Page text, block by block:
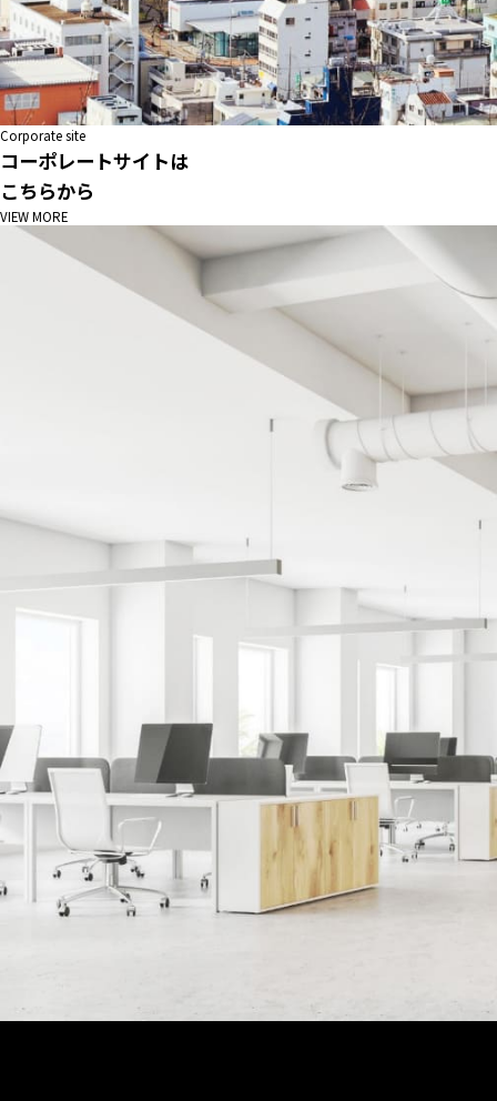
Corporate site
コーポレートサイトは
こちらから
VIEW MORE